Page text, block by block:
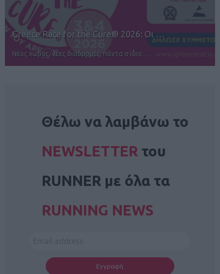
12ος TUI Rhodes Marathon: Άνοιγμα ε…
Αγώνες για όλους στην Ρόδο
Θέλω να λαμβάνω το
NEWSLETTER του
RUNNER με όλα τα
RUNNING NEWS